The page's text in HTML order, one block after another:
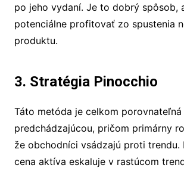
po jeho vydaní. Je to dobrý spôsob,
potenciálne profitovať zo spustenia
produktu.
3. Stratégia Pinocchio
Táto metóda je celkom porovnateľná
predchádzajúcou, pričom primárny
že obchodníci vsádzajú proti trendu.
cena aktíva eskaluje v rastúcom